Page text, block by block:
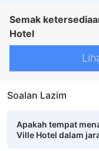
Semak
Hotel
Soalan Lazim
Apakah tempat
Ville Hotel dalam